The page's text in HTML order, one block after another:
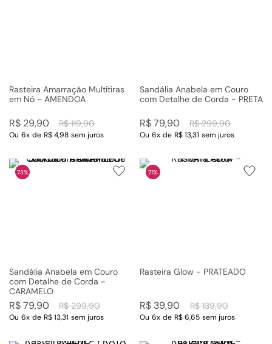
Rasteira Amarração Multitiras
em Nó - AMENDOA
R$ 119,90
R$ 29,90
Ou 6x de R$ 4,98 sem juros
Sandália Anabela em Couro
com Detalhe de Corda - PRETA
R$ 299,90
R$79,90
Ou 6x de R$ 13,31 sem juros
73%
Sandália Anabela em Couro
com Detalhe de Corda -
CARAMELO
R$ 299,90
R$79,90
Ou 6x de R$ 13,31 sem juros
71%
Rasteira Glow - PRATEADO
R$ 139,90
R$ 39,90
Ou 6x de R$ 6,65 sem juros